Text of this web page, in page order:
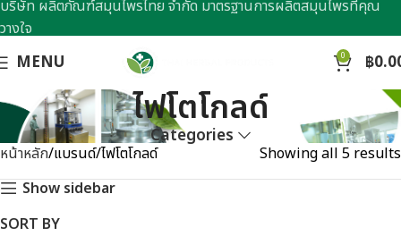
MENU 0 ฿
ไฟโตโกลด์
Categories
หน้าหลัก แบรนด์ ไฟโตโกลด์
Showing all 5 results
Show sidebar
SORT BY
บริษัท ผลิตภัณฑ์สมุนไพรไทย จำกัด มาตรฐานการผลิตสมุนไพรที่คุณ
วางใจ